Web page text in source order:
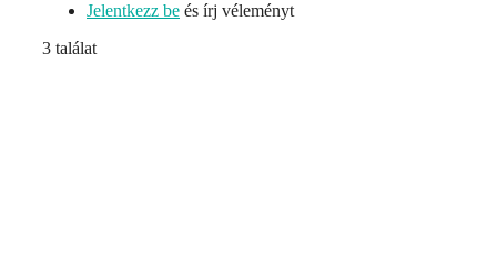
Jelentkezz be és írj véleményt
3 találat